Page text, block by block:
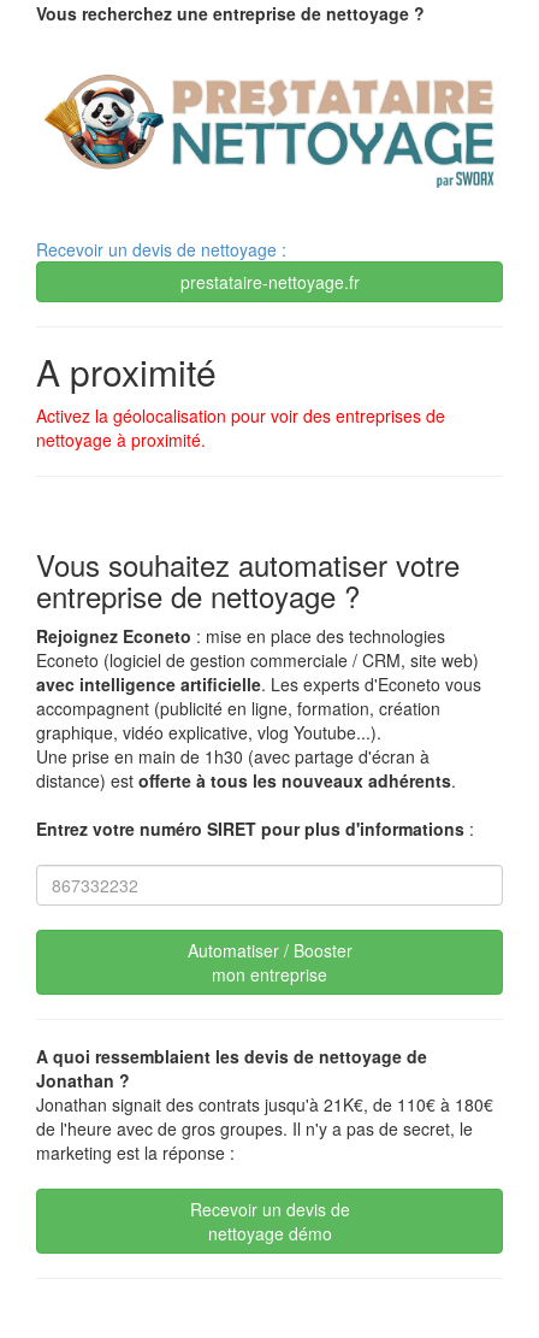
Vous recherchez une entreprise de nettoyage ?
Recevoir un devis de nettoyage :
prestataire-nettoyage.fr
A proximité
Activez la géolocalisation pour voir des entreprises de
nettoyage à proximité.
Vous souhaitez automatiser votre
entreprise de nettoyage ?
Rejoignez Econeto : mise en place des technologies
Econeto (logiciel de gestion commerciale / CRM, site web)
avec intelligence artificielle. Les experts d'Econeto vous
accompagnent (publicité en ligne, formation, création
graphique, vidéo explicative, vlog Youtube...).
Une prise en main de 1h30 (avec partage d'écran à
distance) est offerte à tous les nouveaux adhérents.
Entrez votre numéro SIRET pour plus d'informations :
Automatiser / Booster
mon entreprise
A quoi ressemblaient les devis de nettoyage de
Jonathan ?
Jonathan signait des contrats jusqu'à 21K€, de 110€ à 180€
de l'heure avec de gros groupes. Il n'y a pas de secret, le
marketing est la réponse :
Recevoir un devis de
nettoyage démo